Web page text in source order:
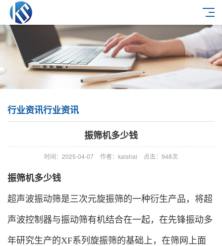
行业资讯行业资讯
振筛机多少钱
时间：2025-04-07 作者：kaishai 点击：948次
振筛机多少钱
超声波振动筛是三次元旋振筛的一种衍生产品，将超
声波控制器与振动筛有机结合在一起，在先锋振动多
年研究生产的XF系列旋振筛的基础上，在筛网上面